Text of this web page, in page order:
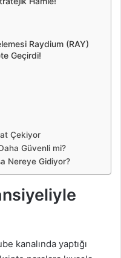
Raydium (RAY)
Geçirdi!
Çekiyor
Güvenli mi?
Nereye Gidiyor?
kanalında yaptığı